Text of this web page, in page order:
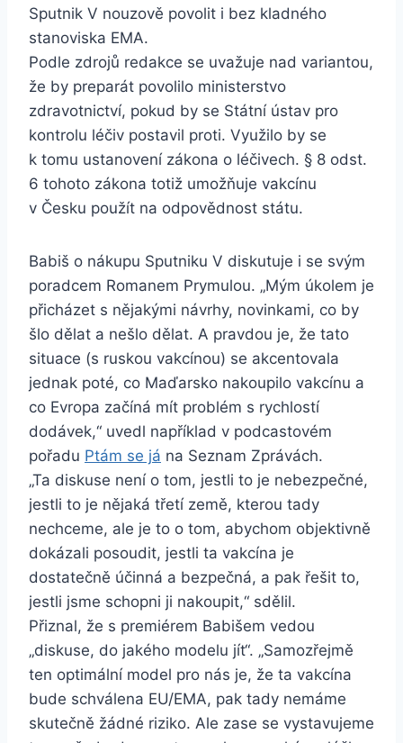
Sputnik V nouzově povolit i bez kladného
stanoviska EMA.
Podle zdrojů redakce se uvažuje nad variantou,
že by preparát povolilo ministerstvo
zdravotnictví, pokud by se Státní ústav pro
kontrolu léčiv postavil proti. Využilo by se
k tomu ustanovení zákona o léčivech. § 8 odst.
6 tohoto zákona totiž umožňuje vakcínu
v Česku použít na odpovědnost státu.
Babiš o nákupu Sputniku V diskutuje i se svým
poradcem Romanem Prymulou. „Mým úkolem je
přicházet s nějakými návrhy, novinkami, co by
šlo dělat a nešlo dělat. A pravdou je, že tato
situace (s ruskou vakcínou) se akcentovala
jednak poté, co Maďarsko nakoupilo vakcínu a
co Evropa začíná mít problém s rychlostí
dodávek,“ uvedl například v podcastovém
pořadu Ptám se já na Seznam Zprávách.
„Ta diskuse není o tom, jestli to je nebezpečné,
jestli to je nějaká třetí země, kterou tady
nechceme, ale je to o tom, abychom objektivně
dokázali posoudit, jestli ta vakcína je
dostatečně účinná a bezpečná, a pak řešit to,
jestli jsme schopni ji nakoupit,“ sdělil.
Přiznal, že s premiérem Babišem vedou
„diskuse, do jakého modelu jít“. „Samozřejmě
ten optimální model pro nás je, že ta vakcína
bude schválena EU/EMA, pak tady nemáme
skutečně žádné riziko. Ale zase se vystavujeme